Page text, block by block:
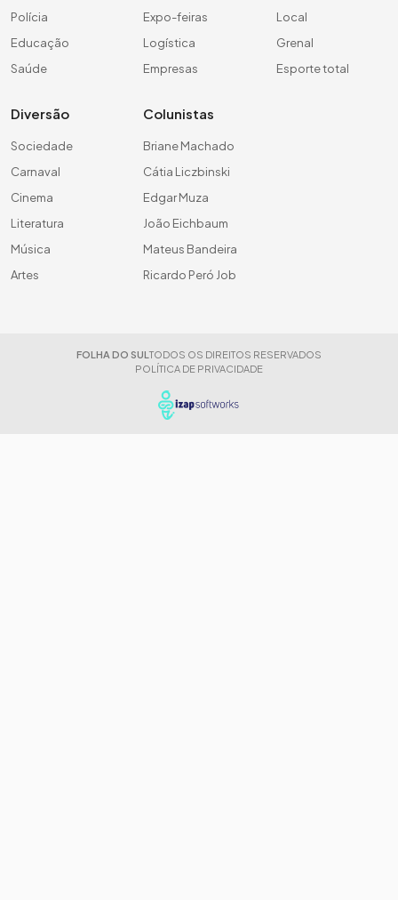
Polícia
Educação
Saúde
Expo-feiras
Logística
Empresas
Local
Grenal
Esporte total
Diversão
Sociedade
Carnaval
Cinema
Literatura
Música
Artes
Colunistas
Briane Machado
Cátia Liczbinski
Edgar Muza
João Eichbaum
Mateus Bandeira
Ricardo Peró Job
FOLHA DO SUL TODOS OS DIREITOS RESERVADOS
POLÍTICA DE PRIVACIDADE